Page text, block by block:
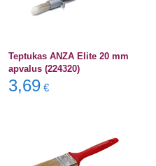
Teptukas ANZA Elite 20 mm
apvalus (224320)
3,69 €